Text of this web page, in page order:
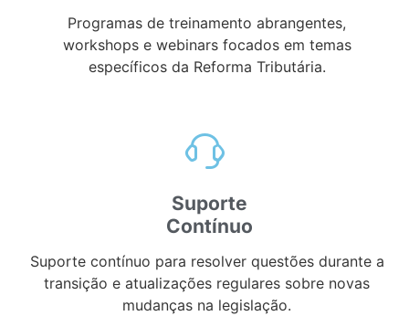
Programas de treinamento abrangentes,
workshops e webinars focados em temas
específicos da Reforma Tributária.
Suporte
Contínuo
Suporte contínuo para resolver questões durante a
transição e atualizações regulares sobre novas
mudanças na legislação.